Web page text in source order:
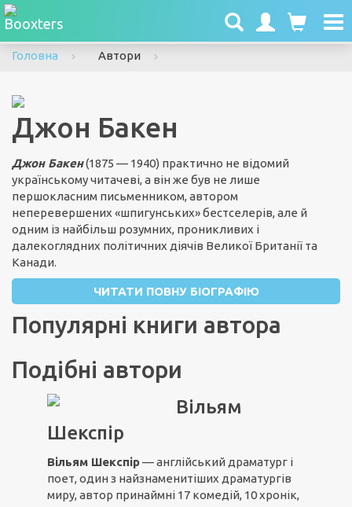
Головна
Автори
Джон Бакен
Джон Бакен(1875 — 1940) практично не відомий
українському читачеві, а він же був не лише
першокласним письменником, автором
неперевершених «шпигунських» бестселерів, але й
одним із найбільш розумних, проникливих і
далекоглядних політичних діячів Великої Британії та
Канади.
ЧИТАТИ ПОВНУ БІОГРАФІЮ
Популярні книги автора
Подібні автори
Вільям
Шекспір
Вільям Шекспір— англійський драматург і
поет, один з найзнаменитіших драматургів
миру, автор принаймні 17 комедій, 10 хронік,